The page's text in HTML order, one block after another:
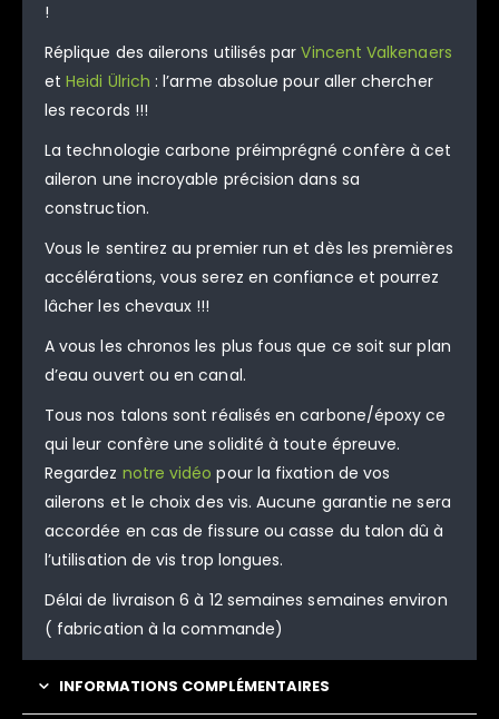
!
Réplique des ailerons utilisés parVincent Valkenaers
etHeidi Ülrich : l’arme absolue pour aller chercher
les records !!!
La technologie carbone préimprégné confère à cet
aileron une incroyable précision dans sa
construction.
Vous le sentirez au premier run et dès les premières
accélérations, vous serez en confiance et pourrez
lâcher les chevaux !!!
A vous les chronos les plus fous que ce soit sur plan
d’eau ouvert ou en canal.
Tous nos talons sont réalisés en carbone/époxy ce
qui leur confère une solidité à toute épreuve.
Regardez notre vidéo pour la fixation de vos
ailerons et le choix des vis. Aucune garantie ne sera
accordée en cas de fissure ou casse du talon dû à
l’utilisation de vis trop longues.
Délai de livraison 6 à 12 semaines semaines environ
( fabrication à la commande)
INFORMATIONS COMPLÉMENTAIRES